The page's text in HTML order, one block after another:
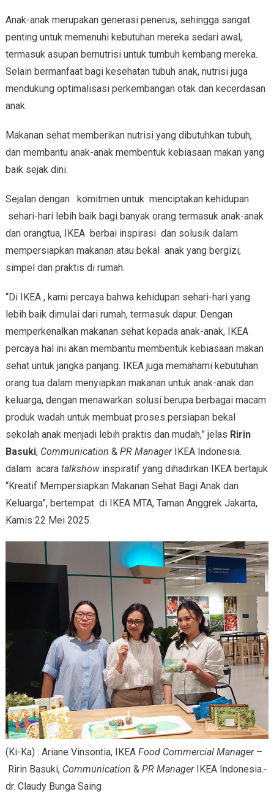
Anak-anak merupakan generasi penerus, sehingga sangat
penting untuk memenuhi kebutuhan mereka sedari awal,
termasuk asupan bernutrisi untuk tumbuh kembang mereka.
Selain bermanfaat bagi kesehatan tubuh anak, nutrisi juga
mendukung optimalisasi perkembangan otak dan kecerdasan
anak.
Makanan sehat memberikan nutrisi yang dibutuhkan tubuh,
dan membantu anak-anak membentuk kebiasaan makan yang
baik sejak dini.
Sejalan dengan komitmen untuk menciptakan kehidupan
sehari-hari lebih baik bagi banyak orang termasuk anak-anak
dan orangtua, IKEA berbai inspirasi dan solusik dalam
mempersiapkan makanan atau bekal anak yang bergizi,
simpel dan praktis di rumah.
“Di IKEA , kami percaya bahwa kehidupan sehari-hari yang
lebih baik dimulai dari rumah, termasuk dapur. Dengan
memperkenalkan makanan sehat kepada anak-anak, IKEA
percaya hal ini akan membantu membentuk kebiasaan makan
sehat untuk jangka panjang. IKEA juga memahami kebutuhan
orang tua dalam menyiapkan makanan untuk anak-anak dan
keluarga, dengan menawarkan solusi berupa berbagai macam
produk wadah untuk membuat proses persiapan bekal
sekolah anak menjadi lebih praktis dan mudah,” jelas Ririn
Basuki, Communication & PR ManagerIKEA Indonesia.
dalam acara talkshowinspiratif yang dihadirkan IKEA bertajuk
“Kreatif Mempersiapkan Makanan Sehat Bagi Anak dan
Keluarga”, bertempat di IKEA MTA, Taman Anggrek Jakarta,
Kamis 22 Mei 2025.
(Ki-Ka) : Ariane Vinsontia, IKEA Food Commercial Manager –
Ririn Basuki, Communication & PR ManagerIKEA Indonesia.-
dr. Claudy Bunga Saing